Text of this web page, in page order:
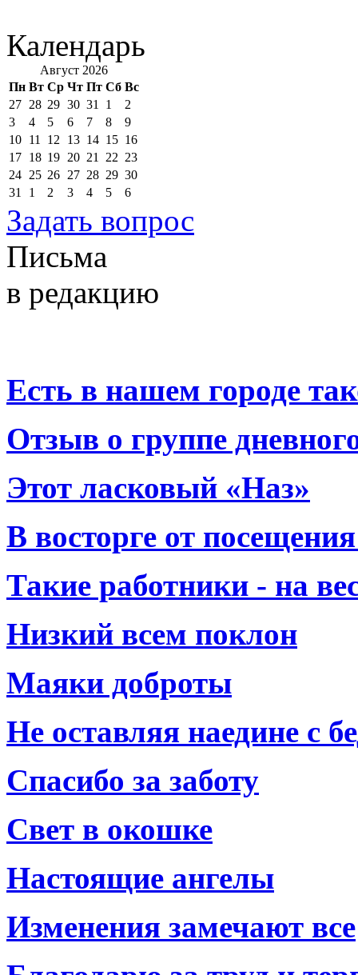
Календарь
Август 2026
Пн Вт Ср Чт Пт Сб Вс
27 28 29 30 31 1
2
3
4 5 6 7 8
9
10 11 12 13 14 15 16
17 18 19 20 21 22 23
24 25 26 27 28 29 30
31
1 2 3 4 5 6
Задать вопрос
Письма
в редакцию
Есть в нашем городе
Отзыв о группе
Этот ласковый «Наз»
В восторге от
Такие работники - на
Низкий всем поклон
Маяки доброты
Не оставляя наедине с
Спасибо за заботу
Свет в окошке
Настоящие ангелы
Изменения замечают все